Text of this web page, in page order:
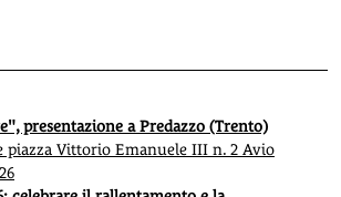
presentazione a Predazzo (Trento)
piazza Vittorio Emanuele III n. 2 Avio